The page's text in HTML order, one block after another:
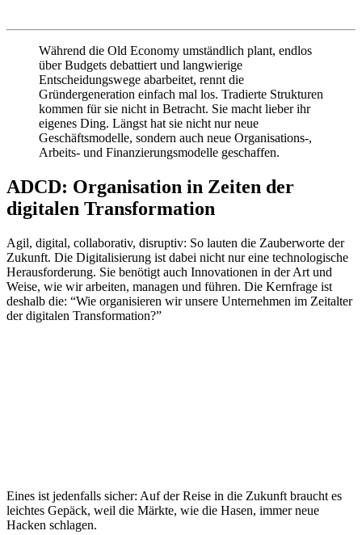
Während die Old Economy umständlich plant, endlos
über Budgets debattiert und langwierige
Entscheidungswege abarbeitet, rennt die
Gründergeneration einfach mal los. Tradierte Strukturen
kommen für sie nicht in Betracht. Sie macht lieber ihr
eigenes Ding. Längst hat sie nicht nur neue
Geschäftsmodelle, sondern auch neue Organisations-,
Arbeits- und Finanzierungsmodelle geschaffen.
ADCD: Organisation in Zeiten der
digitalen Transformation
Agil, digital, collaborativ, disruptiv: So lauten die Zauberworte der
Zukunft. Die Digitalisierung ist dabei nicht nur eine technologische
Herausforderung. Sie benötigt auch Innovationen in der Art und
Weise, wie wir arbeiten, managen und führen. Die Kernfrage ist
deshalb die: “Wie organisieren wir unsere Unternehmen im Zeitalter
der digitalen Transformation?”
Eines ist jedenfalls sicher: Auf der Reise in die Zukunft braucht es
leichtes Gepäck, weil die Märkte, wie die Hasen, immer neue
Hacken schlagen.